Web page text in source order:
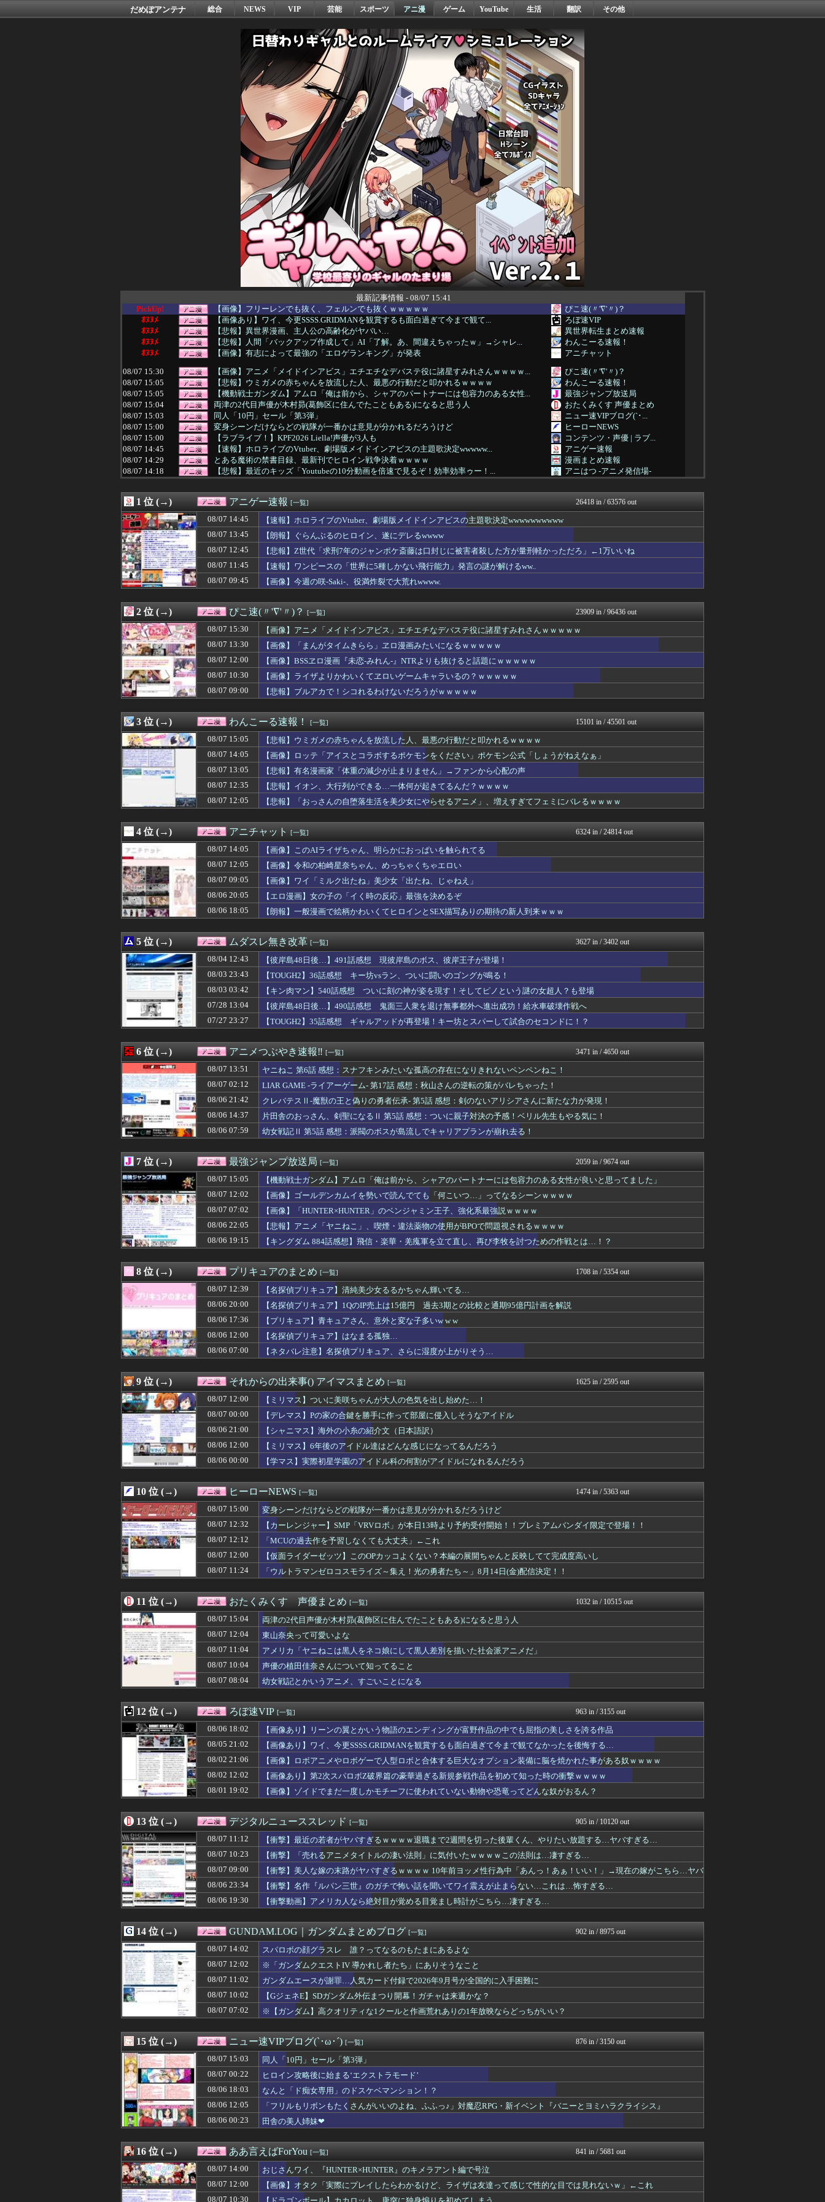
だめぽアンテナ 総合 NEWS VIP 芸能 スポーツ アニ漫 ゲーム YouTube 生活 翻訳 その他
最新記事情報 - 08/07 15:41
PickUp!
【画像】フリーレンでも抜く、フェルンでも抜くｗｗｗｗｗ
ぴこ速(〃'∇'〃)？
ｵﾇﾇﾒ
【画像あり】ワイ、今更SSSS.GRIDMANを観賞するも面白過ぎて今まで観て...
ろぼ速VIP
ｵﾇﾇﾒ
【悲報】異世界漫画、主人公の高齢化がヤバい…
異世界転生まとめ速報
ｵﾇﾇﾒ
【悲報】人間「バックアップ作成して」AI「了解。あ、間違えちゃったｗ」→シャレ...
わんこーる速報！
ｵﾇﾇﾒ
【画像】有志によって最強の「エロゲランキング」が発表
アニチャット
08/07 15:30
【画像】アニメ「メイドインアビス」エチエチなデバステ役に諸星すみれさんｗｗｗｗ...
ぴこ速(〃'∇'〃)？
08/07 15:05
【悲報】ウミガメの赤ちゃんを放流した人、最悪の行動だと叩かれるｗｗｗｗ
わんこーる速報！
08/07 15:05
【機動戦士ガンダム】アムロ「俺は前から、シャアのパートナーには包容力のある女性...
最強ジャンプ放送局
08/07 15:04
両津の2代目声優が木村昴(葛飾区に住んでたこともある)になると思う人
おたくみくす 声優まとめ
08/07 15:03
同人「10円」セール「第3弾」
ニュー速VIPブログ(`･...
08/07 15:00
変身シーンだけならどの戦隊が一番かは意見が分かれるだろうけど
ヒーローNEWS
08/07 15:00
【ラブライブ！】KPF2026 Liella!声優が3人も
コンテンツ・声優 | ラブ...
08/07 14:45
【速報】ホロライブのVtuber、劇場版メイドインアビスの主題歌決定wwwww...
アニゲー速報
08/07 14:29
とある魔術の禁書目録、最新刊でヒロイン戦争決着ｗｗｗｗ
漫画まとめ速報
08/07 14:18
【悲報】最近のキッズ「Youtubeの10分動画を倍速で見るぞ！効率効率ゥー！...
アニはつ -アニメ発信場-
08/07 14:05
【画像】ロッテ「アイスとコラボするポケモンをください」ポケモン公式「しょうがね...
わんこーる速報！
08/07 14:02
スパロボの顔グラスレ 誰？ってなるのもたまにあるよな
GUNDAM.LOG｜ガン...
08/07 14:00
おじさんワイ、『HUNTER×HUNTER』のキメラアント編で号泣
08/07 14:00
【ラブライブ！】瑠璃乃とみおんのメスガキ対決【蓮ノ空】
コンテンツ・声優 | ラブ...
08/07 13:56
【サーペントカスタム】量産機にこそ武装は沢山つけてほしいよね
08/07 13:51
ヤニねこ 第6話 感想：スナフキンみたいな孤高の存在になりきれないペンペンねこ...
アニメつぶやき速報‼︎
08/07 13:45
【朗報】ぐらんぶるのヒロイン、遂にデレるwwww
アニゲー速報
08/07 13:43
エロゲやりたいんだがノートpcってどれくらいの買えばいい?
異世界転生まとめ速報
08/07 13:30
【画像】「まんがタイムきらら」ヱロ漫画みたいになるｗｗｗｗｗ
08/07 13:05
【悲報】有名漫画家「体重の減少が止まりません」→ファンから心配の声
わんこーる速報！
08/07 13:00
【ラブライブ！】医者「ラブライブさんの容態は？」看護師「ひとまず落ち着いてます...
コンテンツ・声優 | ラブ...
08/07 12:52
【ROBOT魂】湿地帯戦用ザク16時から予約開始！お前らはこれも買うの？
08/07 12:45
【悲報】Z世代「求刑7年のジャンポケ斎藤は口封じに被害者殺した方が量刑軽かった...
アニゲー速報
08/07 12:39
【名探偵プリキュア】清純美少女るるかちゃん輝いてる…
08/07 12:35
【悲報】イオン、大行列ができる…一体何が起きてるんだ？ｗｗｗｗ
08/07 12:32
【カーレンジャー】SMP「VRVロボ」が本日13時より予約受付開始！！プレミア...
ヒーローNEWS
08/07 12:29
【悲報】ヤニねこ、BPOで問題視される
漫画まとめ速報
08/07 12:15
【ガンダム】アニメに出てくるグフってちょっと強すぎじゃない？
08/07 12:11
【画像】このスケベフィギュア玄関に飾ろうと思うんやが…
異世界転生まとめ速報
08/07 12:09
【伝説の勇者ダ・ガーン】THE合体「ランドバイソンオプションセット」完成品トイ...
fig速
08/07 12:09
【ベルセルク】ねんどろいど「ガッツ 狂戦士の甲冑Ver. BLOOD EDIT...
08/07 12:07
【モンスターハンター】ねんどろいど「リオレウス」【予約開始】
fig速
08/07 12:07
【勇者王ガオガイガー】PLAMATEA「獅子王凱」プラモデル【予約開始】
fig速
08/07 12:06
【劇場版「オーバーロード」聖王国編】figma「アルベド」可動フィギュア【予約...
08/07 12:05
【トリダモノ氏オリジナルキャラクター】PLAMATEA「MXちゃん」プラモデル...
fig速
オタクに優しいギャル「あっそれプリキュアのｴﾛ同人誌じゃんww♡」
2次元に捉われない
08/07 12:05
【画像】令和の柏崎星奈ちゃん、めっちゃくちゃエロい
アニチャット
08/07 12:04
【勝利の女神:NIKKE】グッスマ上海「エレグ:ブーム・アンド・ショック」1/...
fig速
08/07 12:04
東山奈央って可愛いよな
おたくみくす 声優まとめ
08/07 12:03
【朗報】じゃあ逆に「男からも嫌われるヒロイン」って誰がいるんだｗｗｗ
08/07 12:03
【勝利の女神:NIKKE】Hyper Body「紅蓮:ブラックシャドウ」可動フ...
fig速
08/07 12:02
【画像】ゴールデンカムイを勢いで読んでても「何こいつ…」ってなるシーンｗｗｗｗ
08/07 12:02
※「ガンダムクエストIV 導かれし者たち」にありそうなこと
08/07 12:00
【画像】BSSヱロ漫画『未恋-みれん-』NTRよりも抜けると話題にｗｗｗｗｗ
08/07 12:00
【悲報】最近の声優、個性が無い
あぁ^～こころがぴょんぴょ...
08/07 12:00
【画像】オタク「実際にプレイしたらわかるけど、ライザは友達って感じで性的な目で...
08/07 12:00
【仮面ライダーゼッツ】このOPカッコよくない？本編の展開ちゃんと反映してて完成...
ヒーローNEWS
08/07 12:00
【ミリマス】ついに美咲ちゃんが大人の色気を出し始めた…！
それからの出来事() アイ...
08/07 12:00
【ラブライブ！】のん「自転車補助輪なしで乗ったことない」さく「えぇ！？そんな人...
08/07 11:45
【速報】ワンピースの「世界に5種しかない飛行能力」発言の謎が解けるww..
アニゲー速報
08/07 11:35
【討論】オタク「パソコン自作できます」DQN「自分で車やバイクいじれます」
わんこーる速報！
08/07 11:29
【悲報】週刊少年ジャンプ、発行部数100万部割れ
漫画まとめ速報
08/07 11:24
「ウルトラマンゼロコスモライズ～集え！光の勇者たち～」8月14日(金)配信決定...
ヒーローNEWS
08/07 11:18
【朗報】マリオカート「1位弱いです、ドリフト加速します、排気量低いです」←こい...
アニはつ -アニメ発信場-
【衝撃】最近の若者がヤバすぎるｗｗｗｗ退職まで2週間を切った後輩くん、やりたい...
デジタルニューススレッド
08/07 11:05
リゼロ初めて見てるんだけど別に主人公うざくなくね？
08/07 11:04
アメリカ「ヤニねこは黒人をネコ娘にして黒人差別を描いた社会派アニメだ」
おたくみくす 声優まとめ
08/07 11:02
ガンダムエースが謝罪…人気カード付録で2026年9月号が全国的に入手困難に
08/07 10:35
【謎】RPGの敵キャラの「毒無効」「混乱無効」みたいなのって冷静に考えるとおか...
わんこーる速報！
08/07 10:30
【画像】ライザよりかわいくてヱロいゲームキャラいるの？ｗｗｗｗｗ
ぴこ速(〃'∇'〃)？
08/07 10:30
【ドラゴンボール】カカロット、唐突に独身煽りを初めてしまう…
ああ言えばForYou
08/07 10:29
【朗報】キングダムの河了貂、覚醒する
漫画まとめ速報
08/07 10:23
【衝撃】「売れるアニメタイトルの凄い法則」に気付いたｗｗｗｗこの法則は…凄すぎ...
デジタルニューススレッド
08/07 10:04
声優の植田佳奈さんについて知ってること
08/07 10:00
【ラブライブ！】声優との1体1イベントみんななに話すの？
コンテンツ・声優 | ラブ...
08/07 09:59
【画像】ネオジオン総裁「この暖かさをもった地球が人間さえ破壊するんだ（汗だく）...
08/07 09:48
こども部屋おじさんの日常、もうめちゃくちゃｗｗｗ
アニはつ -アニメ発信場-
08/07 09:45
【画像】今週の咲-Saki-、役満炸裂で大荒れwwww.
アニゲー速報
08/07 09:35
【画像】AI「写真の背景削除？ガンプラの箱追加しといてあげよ🤗」
ガンプラ ログ
08/07 09:29
【画像】めしぬま、キモくなってしまう
08/07 09:05
【画像】ワイ「ミルク出たね」美少女「出たね、じゃねえ」
08/07 09:00
【悲報】ブルアカで！シコれるわけないだろうがｗｗｗｗｗ
ぴこ速(〃'∇'〃)？
08/07 09:00
Blokeesのトランスフォーマーを店頭で見かけて一個摘まんだんだけどカッコい...
ヒーローNEWS
08/07 09:00
【画像】韓国人「え待って、何で日本の避難所って10年前と同レベルなの(ドン引き...
あぁ^～こころがぴょんぴょ...
08/07 09:00
罪木蜜柑「えへへ…俺さんのお役に立てて嬉しいですぅ…」←絶対結婚する
08/07 08:37
【画像】ソシャゲのロキシーがエッチすぎるwwwwwwwwwww
08/07 08:29
映画ちいかわ、興行収入50億突破
漫画まとめ速報
08/07 08:18
【ガンダム】ザクって一言でいっても色々バリエーションがあるよね
ガンダムブログ（情報戦仕様...
【朗報】ジョジョ3部のスタンド、ガチでヤバい奴が多すぎるｗｗｗ
08/07 08:04
幼女戦記とかいうアニメ、すごいことになる
08/07 08:00
【ラブライブ！】【画像】澁谷かのんちゃんの足の指【Liella!】
コンテンツ・声優 | ラブ...
08/07 07:45
【画像】ラノベ作家（52）「新作ラブコメ書いたぞ！ｗ」X民「いい歳こいてラブコ...
アニゲー速報
08/07 07:30
涼宮ハルヒ、今見ても面白い
ああ言えばForYou
08/07 07:29
【朗報】マクドナルド、今度のポケモンハッピーセットは転売対策バッチリ！！！
漫画まとめ速報
08/07 07:27
【悲報】なろう系のせいでアニメ後進国になったと言っても過言じゃない
08/07 07:12
【仮面ライダーマイス】「DXマイスドライバー」など、玩具の予約受付が開始！！プ...
08/07 07:04
【画像】新人声優さん、水着になる「これって需要ありますか？」
おたくみくす 声優まとめ
08/07 07:02
※【ガンダム】高クオリティな1クールと作画荒れありの1年放映ならどっちがいい？
08/07 07:02
【画像】「HUNTER×HUNTER」のベンジャミン王子、強化系最強説ｗｗｗｗ
08/07 07:00
【朗報】佐倉綾音さん、やはりデカかった・・・
ぐら速 -声優まとめ速報-
08/07 06:18
【朗報】幽遊白書の戸愚呂弟さん、地獄で最も過酷な冥獄界を選ぶｗｗｗ
アニはつ -アニメ発信場-
08/07 06:00
【ウルトラマン】ウルサマ後期のステージ観てきたんだけど
ヒーローNEWS
08/07 06:00
【画像】女の子「ど、どどどどこ見てるんですかッ！」
ぴこ速(〃'∇'〃)？
08/07 06:00
ストーリーをクリアした後が本番みたいなゲーム教えてくれ
08/07 06:00
【ラブライブ！】侑ちゃんもミアちゃん(14歳)に押し倒されるくらい弱いんだよね...
コンテンツ・声優 | ラブ...
08/07 05:00
【ラブライブ！】【画像】桜小路きな子ちゃんの尻【Liella!】
コンテンツ・声優 | ラブ...
08/07 03:03
【朗報】「誰からも好かれる主人公」の特徴、ガチで決まるｗｗｗｗ
08/07 02:12
LIAR GAME -ライアーゲーム- 第17話 感想：秋山さんの逆転の策がバ...
アニメつぶやき速報‼︎
08/07 02:03
【朗報】ワンピースのロロノア・ゾロさん、ペローナちゃんとフラグが立ちまくるｗｗ...
アニはつ -アニメ発信場-
08/07 02:02
アイナが乗っていた「高機動試作型ザク」ってよく考えると時系列がおかしいな
GUNDAM.LOG｜ガン...
08/07 00:30
【動画】手術中に熊本地震が発生した瞬間の防犯カメラが公開される
あぁ^～こころがぴょんぴょ...
08/07 00:22
ヒロイン攻略後に始まる‘エクストラモード’
ニュー速VIPブログ(`･...
08/07 00:12
【速報】ダンロン小高「ダンガンロンパ2の新シナリオでは、人気キャラも殺していき...
08/07 00:11
【画像】あの人気ポケモン、超エッチなフィギュアになるwww
08/07 00:02
ガンダムゲーって他社ゲーのインスパイア多いよね
GUNDAM.LOG｜ガン...
08/07 00:00
【デレマス】Pの家の合鍵を勝手に作って部屋に侵入しそうなアイドル
08/06 23:59
【話題】日本で1番売れている雑誌、週刊少年ジャンプ紙版が100万部を下回り国内...
【衝撃】名作『ルパン三世』のガチで怖い話を聞いてワイ震えが止まらない…これは…...
08/06 23:33
『バンドリ！ ゆめ∞みた』8話感想 みゅーたいぷ解散の危機！？
ああ言えばForYou
08/06 23:00
『令和のダラさん』6話感想 ダラさんにビームを打ちたいと懇願する薫
ああ言えばForYou
08/06 22:59
シャアってツインテール少女時代のハマーンは好みじゃなかったの？
ガンダムブログ（情報戦仕様...
08/06 22:57
『仮面ライダーマイス』制作発表会見で追加情報解禁 他、今週の備忘録（2026/...
へんそく！
08/06 22:24
【ROBOT魂】88,000のミーティアが二次も即完売なの大人気すぎる…
ガンプラ ログ
08/06 22:05
【悲報】アニメ「ヤニねこ」、喫煙・違法薬物の使用がBPOで問題視されるｗｗｗｗ
最強ジャンプ放送局
08/06 22:02
※「オッゴ（シャア）」vs「アレックス（クリス）」はどっちが勝つと思う？
GUNDAM.LOG｜ガン...
08/06 21:42
クレバテスⅡ-魔獣の王と偽りの勇者伝承- 第5話 感想：剣のないアリシアさんに...
アニメつぶやき速報‼︎
08/06 21:35
【ウマ娘】新人女性声優さん、いきなり水着姿をXで披露ｗｗｗｗ
ぐら速 -声優まとめ速報-
08/06 21:21
【超朗報】Amazonで「GANTZ」が全巻100円ｗｗｗｗｗｗｗｗｗｗ
ジャンプ速報
08/06 21:11
【画像】パンツが見れる最新アニメwwwwwwwwwww
異世界転生まとめ速報
08/06 21:05
【朗報】水瀬いのりちゃん、やはりDの一族だったｗｗｗｗ
おたくみくす 声優まとめ
08/06 21:00
【シャニマス】海外の小糸の紹介文（日本語訳）
それからの出来事() アイ...
08/06 20:59
【SEED】フォビドゥンガンダム「ビーム弾きます、ビーム曲げられます、空飛びま...
ガンダムブログ（情報戦仕様...
08/06 20:05
【エロ漫画】女の子の「イく時の反応」最強を決めるぞ
アニチャット
08/06 20:00
【名探偵プリキュア】1QのIP売上は15億円 過去3期との比較と通期95億円計...
プリキュアのまとめ
08/06 19:47
【悲報】なろう作家もどきぼく、現実に打ちのめされる…
異世界転生まとめ速報
08/06 19:34
【悲報】声優の大西沙織さん、意外と代表作が無いｗｗｗｗ
08/06 19:30
【衝撃動画】アメリカ人なら絶対目が覚める目覚まし時計がこちら…凄すぎる…
デジタルニューススレッド
08/06 19:23
ガリガリな「けもフレ声優」が発見される・・・
ぐら速 -声優まとめ速報-
08/06 19:15
【キングダム 884話感想】飛信・楽華・羌瘣軍を立て直し、再び李牧を討つための...
最強ジャンプ放送局
08/06 18:52
【衝撃】「Z世代」とんでもない事が判明ｗｗｗｗ「Z世代」がここまで酷すぎる理由...
デジタルニューススレッド
08/06 18:13
【驚愕】『料理アニメ』『グルメアニメ』の凄い事に気付いたｗｗｗｗ『グルメアニメ...
08/06 18:06
【画像】ジオン兵「キャノン担いだデブ？近接は無理だろ（笑）」→
08/06 18:05
【朗報】一般漫画で絵柄かわいくてヒロインとSEX描写ありの期待の新人到来ｗｗｗ
アニチャット
08/06 18:03
なんと「ド痴女専用」のドスケベマンション！？
ニュー速VIPブログ(`･...
08/06 18:02
【画像あり】リーンの翼とかいう物語のエンディングが富野作品の中でも屈指の美しさ...
『ワンピース』空白の100年編の役者が揃うｗｗｗ
08/06 17:36
【プリキュア】青キュアさん、意外と変な子多いw w w
プリキュアのまとめ
08/06 17:05
【悲報】かつて650万部を誇った「週刊少年ジャンプ」、ついに発行部数が100万... 最強ジャンプ放送局
1 位 (→) アニゲー速報 [一覧] 26418 in / 63576 out
08/07 14:45
【速報】ホロライブのVtuber、劇場版メイドインアビスの主題歌決定wwwwwwwwww
08/07 13:45
【朗報】ぐらんぶるのヒロイン、遂にデレるwwww
08/07 12:45
【悲報】Z世代「求刑7年のジャンポケ斎藤は口封じに被害者殺した方が量刑軽かっただろ」←1万いいね
08/07 11:45
【速報】ワンピースの「世界に5種しかない飛行能力」発言の謎が解けるww..
08/07 09:45
【画像】今週の咲-Saki-、役満炸裂で大荒れwwww.
2 位 (→) ぴこ速(〃'∇'〃)？ [一覧] 23909 in / 96436 out
08/07 15:30
【画像】アニメ「メイドインアビス」エチエチなデバステ役に諸星すみれさんｗｗｗｗｗ
08/07 13:30
【画像】「まんがタイムきらら」ヱロ漫画みたいになるｗｗｗｗｗ
08/07 12:00
【画像】BSSヱロ漫画『未恋-みれん-』NTRよりも抜けると話題にｗｗｗｗｗ
08/07 10:30
【画像】ライザよりかわいくてヱロいゲームキャラいるの？ｗｗｗｗｗ
08/07 09:00
【悲報】ブルアカで！シコれるわけないだろうがｗｗｗｗｗ
3 位 (→) わんこーる速報！ [一覧] 15101 in / 45501 out
08/07 15:05
【悲報】ウミガメの赤ちゃんを放流した人、最悪の行動だと叩かれるｗｗｗｗ
08/07 14:05
【画像】ロッテ「アイスとコラボするポケモンをください」ポケモン公式「しょうがねえなぁ」
08/07 13:05
【悲報】有名漫画家「体重の減少が止まりません」→ファンから心配の声
08/07 12:35
【悲報】イオン、大行列ができる…一体何が起きてるんだ？ｗｗｗｗ
08/07 12:05
【悲報】「おっさんの自堕落生活を美少女にやらせるアニメ」、増えすぎてフェミにバレるｗｗｗｗ
4 位 (→) アニチャット [一覧] 6324 in / 24814 out
08/07 14:05
【画像】このAIライザちゃん、明らかにおっぱいを触られてる
08/07 12:05
【画像】令和の柏崎星奈ちゃん、めっちゃくちゃエロい
08/07 09:05
【画像】ワイ「ミルク出たね」美少女「出たね、じゃねえ」
08/06 20:05
【エロ漫画】女の子の「イく時の反応」最強を決めるぞ
08/06 18:05
【朗報】一般漫画で絵柄かわいくてヒロインとSEX描写ありの期待の新人到来ｗｗｗ
5 位 (→) ムダスレ無き改革 [一覧] 3627 in / 3402 out
08/04 12:43
【彼岸島48日後…】491話感想 現彼岸島のボス、彼岸王子が登場！
08/03 23:43
【TOUGH2】36話感想 キー坊vsラン、ついに闘いのゴングが鳴る！
08/03 03:42
【キン肉マン】540話感想 ついに刻の神が姿を現す！そしてピノという謎の女超人？も登場
07/28 13:04
【彼岸島48日後…】490話感想 鬼面三人衆を退け無事都外へ進出成功！給水車破壊作戦へ
07/27 23:27
【TOUGH2】35話感想 ギャルアッドが再登場！キー坊とスパーして試合のセコンドに！？
6 位 (→) アニメつぶやき速報‼︎ [一覧] 3471 in / 4650 out
08/07 13:51
ヤニねこ 第6話 感想：スナフキンみたいな孤高の存在になりきれないペンペンねこ！
08/07 02:12
LIAR GAME -ライアーゲーム- 第17話 感想：秋山さんの逆転の策がバレちゃった！
08/06 21:42
クレバテスⅡ-魔獣の王と偽りの勇者伝承- 第5話 感想：剣のないアリシアさんに新たな力が発現！
08/06 14:37
片田舎のおっさん、剣聖になるⅡ 第5話 感想：ついに親子対決の予感！ベリル先生もやる気に！
08/06 07:59
幼女戦記Ⅱ 第5話 感想：派閥のボスが島流しでキャリアプランが崩れ去る！
7 位 (→) 最強ジャンプ放送局 [一覧] 2059 in / 9674 out
08/07 15:05
【機動戦士ガンダム】アムロ「俺は前から、シャアのパートナーには包容力のある女性が良いと思ってました」
08/07 12:02
【画像】ゴールデンカムイを勢いで読んでても「何こいつ…」ってなるシーンｗｗｗｗ
08/07 07:02
【画像】「HUNTER×HUNTER」のベンジャミン王子、強化系最強説ｗｗｗｗ
08/06 22:05
【悲報】アニメ「ヤニねこ」、喫煙・違法薬物の使用がBPOで問題視されるｗｗｗｗ
08/06 19:15
【キングダム 884話感想】飛信・楽華・羌瘣軍を立て直し、再び李牧を討つための作戦とは…！？
8 位 (→) プリキュアのまとめ [一覧] 1708 in / 5354 out
08/07 12:39
【名探偵プリキュア】清純美少女るるかちゃん輝いてる…
08/06 20:00
【名探偵プリキュア】1QのIP売上は15億円 過去3期との比較と通期95億円計画を解説
08/06 17:36
【プリキュア】青キュアさん、意外と変な子多いw w w
08/06 12:00
【名探偵プリキュア】はなまる孤独…
08/06 07:00
【ネタバレ注意】名探偵プリキュア、さらに湿度が上がりそう…
9 位 (→) それからの出来事() アイマスまとめ [一覧] 1625 in / 2595 out
08/07 12:00
【ミリマス】ついに美咲ちゃんが大人の色気を出し始めた…！
08/07 00:00
【デレマス】Pの家の合鍵を勝手に作って部屋に侵入しそうなアイドル
08/06 21:00
【シャニマス】海外の小糸の紹介文（日本語訳）
08/06 12:00
【ミリマス】6年後のアイドル達はどんな感じになってるんだろう
08/06 00:00
【学マス】実際初星学園のアイドル科の何割がアイドルになれるんだろう
10 位 (→) ヒーローNEWS [一覧] 1474 in / 5363 out
08/07 15:00
変身シーンだけならどの戦隊が一番かは意見が分かれるだろうけど
08/07 12:32
【カーレンジャー】SMP「VRVロボ」が本日13時より予約受付開始！！プレミアムバンダイ限定で登場！！
08/07 12:12
「MCUの過去作を予習しなくても大丈夫」←これ
08/07 12:00
【仮面ライダーゼッツ】このOPカッコよくない？本編の展開ちゃんと反映してて完成度高いし
08/07 11:24
「ウルトラマンゼロコスモライズ～集え！光の勇者たち～」8月14日(金)配信決定！！
11 位 (→) おたくみくす 声優まとめ [一覧] 1032 in / 10515 out
08/07 15:04
両津の2代目声優が木村昴(葛飾区に住んでたこともある)になると思う人
08/07 12:04
東山奈央って可愛いよな
08/07 11:04
アメリカ「ヤニねこは黒人をネコ娘にして黒人差別を描いた社会派アニメだ」
08/07 10:04
声優の植田佳奈さんについて知ってること
08/07 08:04
幼女戦記とかいうアニメ、すごいことになる
12 位 (→) ろぼ速VIP [一覧] 963 in / 3155 out
08/06 18:02
【画像あり】リーンの翼とかいう物語のエンディングが富野作品の中でも屈指の美しさを誇る作品
08/05 21:02
【画像あり】ワイ、今更SSSS.GRIDMANを観賞するも面白過ぎて今まで観てなかったを後悔する…
08/02 21:06
【画像】ロボアニメやロボゲーで人型ロボと合体する巨大なオプション装備に脳を焼かれた事がある奴ｗｗｗｗ
08/02 12:02
【画像あり】第2次スパロボZ破界篇の豪華過ぎる新規参戦作品を初めて知った時の衝撃ｗｗｗｗ
08/01 19:02
【画像】ゾイドでまだ一度しかモチーフに使われていない動物や恐竜ってどんな奴がおるん？
13 位 (→) デジタルニューススレッド [一覧] 905 in / 10120 out
08/07 11:12
【衝撃】最近の若者がヤバすぎるｗｗｗｗ退職まで2週間を切った後輩くん、やりたい放題する…ヤバすぎる…
08/07 10:23
【衝撃】「売れるアニメタイトルの凄い法則」に気付いたｗｗｗｗこの法則は…凄すぎる…
08/07 09:00
【衝撃】美人な嫁の末路がヤバすぎるｗｗｗｗ 10年前ヨッメ性行為中「あんっ！あぁ！いい！」→現在の嫁がこちら…ヤバ
すぎる…
08/06 23:34
【衝撃】名作『ルパン三世』のガチで怖い話を聞いてワイ震えが止まらない…これは…怖すぎる…
08/06 19:30
【衝撃動画】アメリカ人なら絶対目が覚める目覚まし時計がこちら…凄すぎる…
14 位 (→) GUNDAM.LOG｜ガンダムまとめブログ [一覧] 902 in / 8975 out
08/07 14:02
スパロボの顔グラスレ 誰？ってなるのもたまにあるよな
08/07 12:02
※「ガンダムクエストIV 導かれし者たち」にありそうなこと
08/07 11:02
ガンダムエースが謝罪…人気カード付録で2026年9月号が全国的に入手困難に
08/07 10:02
【GジェネE】SDガンダム外伝まつり開幕！ガチャは来週かな？
08/07 07:02
※【ガンダム】高クオリティな1クールと作画荒れありの1年放映ならどっちがいい？
15 位 (→) ニュー速VIPブログ(`･ω･´) [一覧] 876 in / 3150 out
08/07 15:03
同人「10円」セール「第3弾」
08/07 00:22
ヒロイン攻略後に始まる‘エクストラモード’
08/06 18:03
なんと「ド痴女専用」のドスケベマンション！？
08/06 12:05
「フリルもリボンもたくさんがいいのよね、ふふっ♪」対魔忍RPG・新イベント『バニーとヨミハラクライシス』
08/06 00:23
田舎の美人姉妹❤
16 位 (→) ああ言えばForYou [一覧] 841 in / 5681 out
08/07 14:00
おじさんワイ、『HUNTER×HUNTER』のキメラアント編で号泣
08/07 12:00
【画像】オタク「実際にプレイしたらわかるけど、ライザは友達って感じで性的な目では見れないｗ」←これ
08/07 10:30